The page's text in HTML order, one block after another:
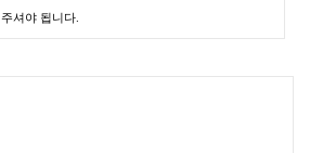
셔야 됩니다.